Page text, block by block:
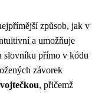
způsob, jak v
a umožňuje
slovníku přímo v kódu
závorek
, přičemž